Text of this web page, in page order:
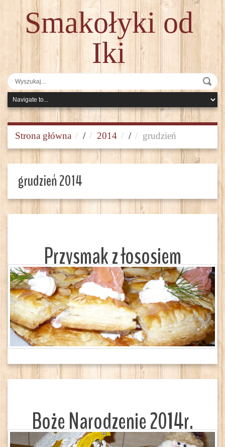
Smakołyki od
Iki
Strona główna / 2014 / grudzień
grudzień 2014
Przysmak z łososiem
Boże Narodzenie 2014r.